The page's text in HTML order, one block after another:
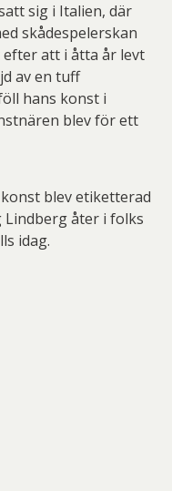
sig i Italien, där
skådespelerskan
att i åtta år levt
av en tuff
hans konst i
blev för ett
blev etiketterad
åter i folks
idag.